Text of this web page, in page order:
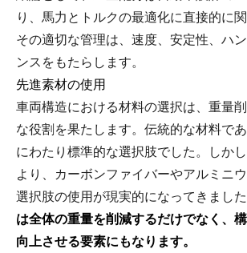
り、馬力とトルクの最適化に直接的に関
その適切な管理は、速度、安定性、ハ
ンスをもたらします。
先進素材の使用
車両構造における材料の選択は、重量
な役割を果たします。伝統的な材料で
にわたり標準的な選択肢でした。しか
より、カーボンファイバーやアルミニ
選択肢の使用が現実的になってきました
は全体の重量を削減するだけでなく、
向上させる要素にもなります。